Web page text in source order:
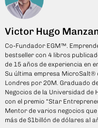
Victor Hugo
Co-Fundador EGM™.
bestseller con 4 libros
de 15 años de experiencia en
Su última empresa MicroSalt®
Londres por 20M. Graduado
Negocios de la Universidad
con el premio “Star
Mentor de varios negocios
más de $1billón de dólares al